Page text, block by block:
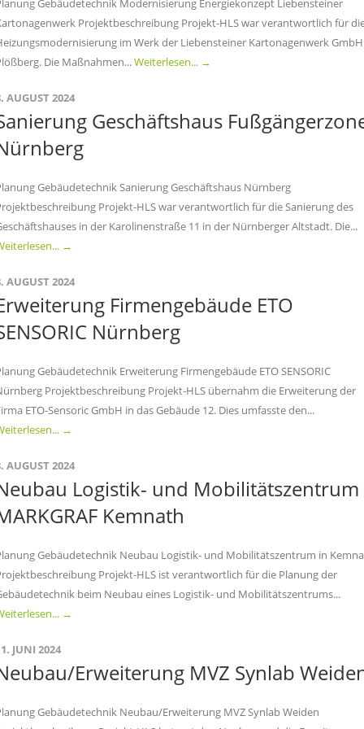
Gebäudetechnik Modernisierung Energiekonzept Liebensteiner
Projektbeschreibung Projekt-HLS war verantwortlich für
im Werk der Liebensteiner Kartonagenwerk
Die Maßnahmen...Weiterlesen... →
AUGUST 2024
Geschäftshaus
Gebäudetechnik Sanierung Geschäftshaus Nürnberg
Projekt-HLS war verantwortlich für die Sanierung des
in der Karolinenstraße 11 in der Nürnberger Altstadt. Die...
→
AUGUST 2024
Firmengebäude ETO
Nürnberg
Gebäudetechnik Erweiterung Firmengebäude ETO SENSORIC
Projektbeschreibung Projekt-HLS übernahm die Erweiterung der
ETO-Sensoric GmbH in das Gebäude 12. Dies umfasste den...
→
AUGUST 2024
Logistik- und Mobilitätszentrum
Kemnath
Gebäudetechnik Neubau Logistik- und Mobilitätszentrum in
Projekt-HLS ist verantwortlich für die Planung der
beim Neubau eines Logistik- und Mobilitätszentrums...
→
JUNI 2024
Erweiterung MVZ Synlab
Gebäudetechnik Neubau/Erweiterung MVZ Synlab Weiden